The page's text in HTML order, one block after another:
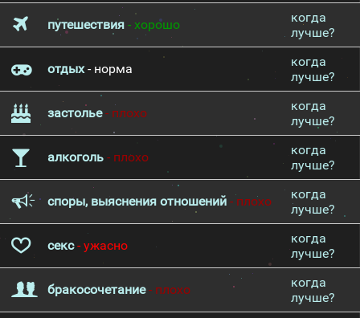
путешествия - хорошо
когда
лучше?
отдых- норма
когда
лучше?
застолье- плохо
когда
лучше?
алкоголь - плохо
когда
лучше?
споры, выяснения отношений - плохо
когда
лучше?
секс- ужасно
когда
лучше?
бракосочетание- плохо
когда
лучше?